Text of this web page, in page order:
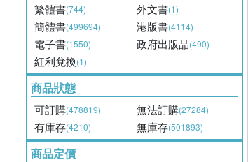
繁體書(744) 外文書(1)
簡體書(499694) 港版書(4114)
電子書(1550) 政府出版品(490)
紅利兌換(1)
商品狀態
可訂購(478819) 無法訂購(27284)
有庫存(4210) 無庫存(501893)
商品定價